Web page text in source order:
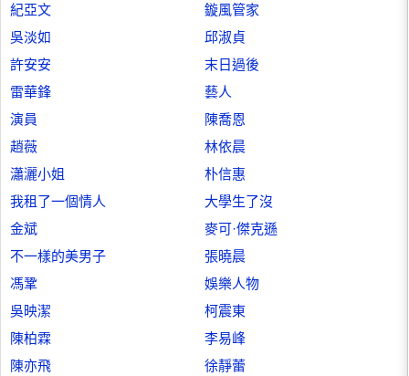
紀亞文
鏇風管家
吳淡如
邱淑貞
許安安
末日過後
雷華鋒
藝人
演員
陳喬恩
趙薇
林依晨
瀟灑小姐
朴信惠
我租了一個情人
大學生了沒
金斌
麥可·傑克遜
不一樣的美男子
張曉晨
馮鞏
娛樂人物
吳映潔
柯震東
陳柏霖
李易峰
陳亦飛
徐靜蕾